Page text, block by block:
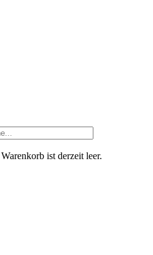
ist derzeit leer.